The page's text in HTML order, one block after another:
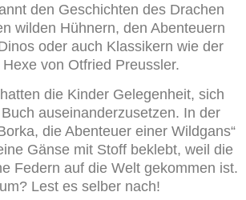
den Geschichten des Drachen
wilden Hühnern, den Abenteuern
oder auch Klassikern wie der
von Otfried Preussler.
die Kinder Gelegenheit, sich
auseinanderzusetzen. In der
die Abenteuer einer Wildgans“
Gänse mit Stoff beklebt, weil die
Federn auf die Welt gekommen ist.
Lest es selber nach!